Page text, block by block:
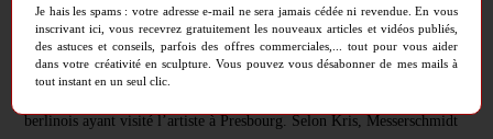
lancé dans une telle entreprise ?
En 1932 le psychiatre et historien d’art Ernst Kris découvre lors de ses
berlinois ayant visité l’artiste à Presbourg. Selon Kris, Messerschmidt
Je hais les spams : votre adresse e-mail ne sera jamais cédée ni revendue. En vous
inscrivant ici, vous recevrez gratuitement les nouveaux articles et vidéos publiés,
des astuces et conseils, parfois des offres commerciales,... tout pour vous aider
dans votre créativité en sculpture. Vous pouvez vous désabonner de mes mails à
tout instant en un seul clic.